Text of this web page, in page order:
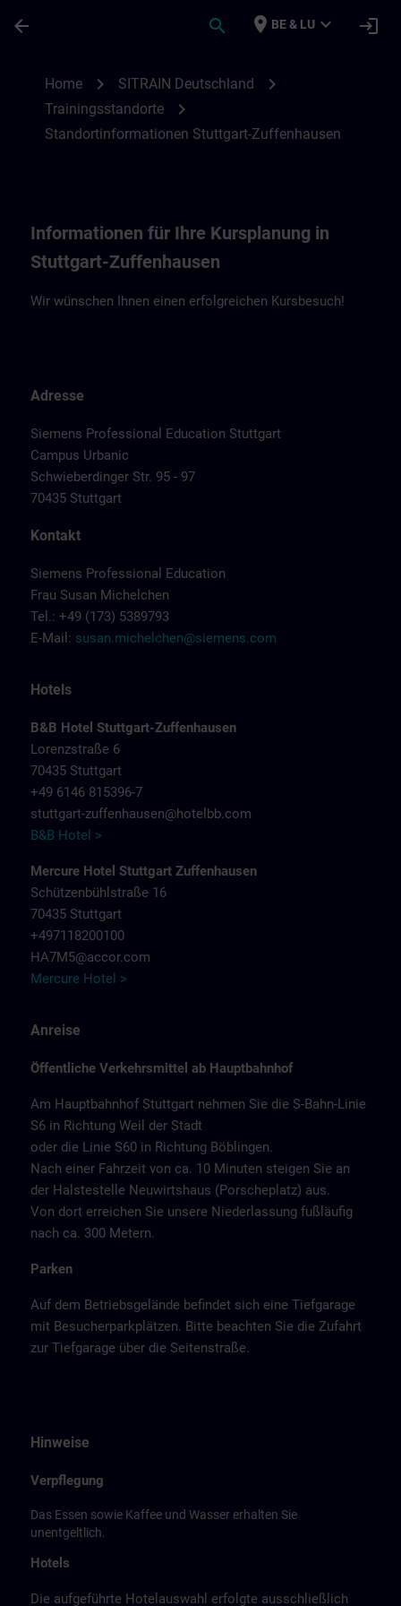
arrow_back search place BE & LU expand_more login
Home chevron_right SITRAIN Deutschland chevron_right
Trainingsstandorte chevron_right
Standortinformationen Stuttgart-Zuffenhausen
Informationen für Ihre Kursplanung in
Stuttgart-Zuffenhausen
Wir wünschen Ihnen einen erfolgreichen Kursbesuch!
Adresse
Siemens Professional Education Stuttgart
Campus Urbanic
Schwieberdinger Str. 95 - 97
70435 Stuttgart
Kontakt
Siemens Professional Education
Frau Susan Michelchen
Tel.: +49 (173) 5389793
E-Mail: susan.michelchen@siemens.com
Hotels
B&B Hotel Stuttgart-Zuffenhausen
Lorenzstraße 6
70435 Stuttgart
+49 6146 815396-7
stuttgart-zuffenhausen@hotelbb.com
B&B Hotel >
Mercure Hotel Stuttgart Zuffenhausen
Schützenbühlstraße 16
70435 Stuttgart
+497118200100
HA7M5@accor.com
Mercure Hotel >
Anreise
Öffentliche Verkehrsmittel ab Hauptbahnhof
Am Hauptbahnhof Stuttgart nehmen Sie die S-Bahn-Linie
S6 in Richtung Weil der Stadt
oder die Linie S60 in Richtung Böblingen.
Nach einer Fahrzeit von ca. 10 Minuten steigen Sie an
der Halstestelle Neuwirtshaus (Porscheplatz) aus.
Von dort erreichen Sie unsere Niederlassung fußläufig
nach ca. 300 Metern.
Parken
Auf dem Betriebsgelände befindet sich eine Tiefgarage
mit Besucherparkplätzen. Bitte beachten Sie die Zufahrt
zur Tiefgarage über die Seitenstraße.
Hinweise
Verpflegung
Das Essen sowie Kaffee und Wasser erhalten Sie
unentgeltlich.
Hotels
Die aufgeführte Hotelauswahl erfolgte ausschließlich